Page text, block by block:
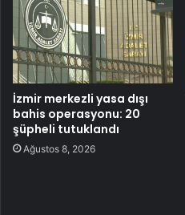
İzmir merkezli yasa dışı
bahis operasyonu: 20
şüpheli tutuklandı
Ağustos 8, 2026